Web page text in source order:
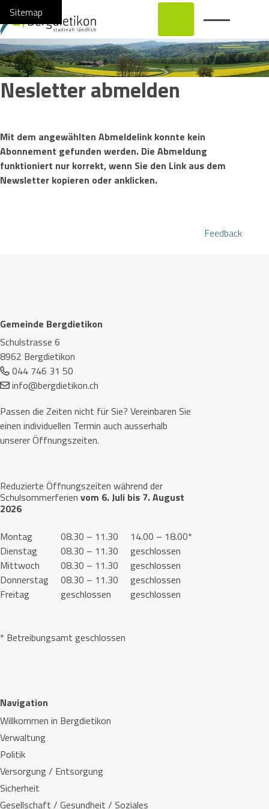
Navigieren in Bergdietikon
Schnellnavigation
Home
Navigation
Inhalt
Suche
Sitemap
Nesletter abmelden
Mit dem angewählten Abmeldelink konnte kein
Abonnement gefunden werden. Die Abmeldung
funktioniert nur korrekt, wenn Sie den Link aus dem
Newsletter kopieren oder anklicken.
Feedback
Gemeinde Bergdietikon
Schulstrasse 6
8962 Bergdietikon
044 746 31 50
info@bergdietikon.ch
Passen die Zeiten nicht für Sie? Vereinbaren Sie
einen individuellen Termin auch ausserhalb
unserer Öffnungszeiten.
Reduzierte Öffnungszeiten während der
Schulsommerferien vom 6. Juli bis 7. August
2026
Montag
08.30 – 11.30 14.00 – 18.00*
Dienstag
08.30 – 11.30 geschlossen
Mittwoch
08.30 – 11.30 geschlossen
Donnerstag 08.30 – 11.30 geschlossen
Freitag
geschlossen geschlossen
* Betreibungsamt geschlossen
Navigation
Willkommen in Bergdietikon
Verwaltung
Politik
Versorgung / Entsorgung
Sicherheit
Gesellschaft / Gesundheit / Soziales